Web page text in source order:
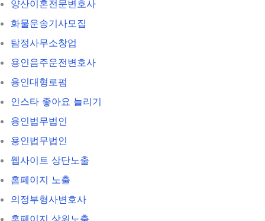
양산이혼전문변호사
화물운송기사모집
탐정사무소창업
용인음주운전변호사
용인대형로펌
인스타 좋아요 늘리기
용인법무법인
용인법무법인
웹사이트 상단노출
홈페이지 노출
의정부형사변호사
홈페이지 상위노출